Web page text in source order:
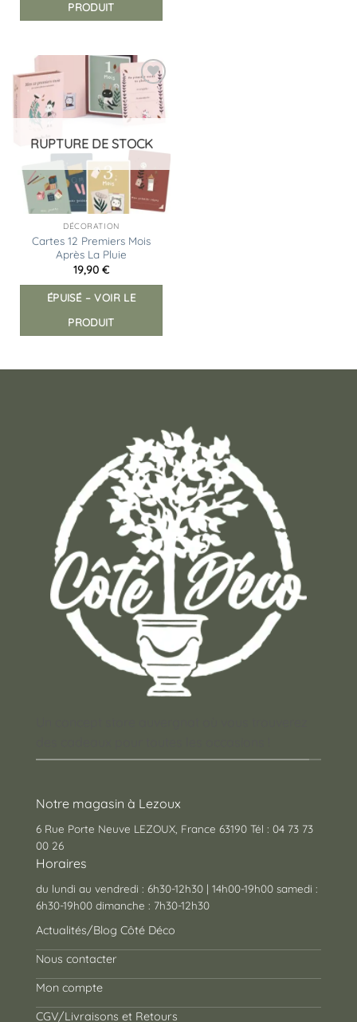
PRODUIT
Ajouter
liste
RUPTURE DE STOCK
DÉCORATION
Cartes 12 Premiers Mois
Après La Pluie
19,90 €
ÉPUISÉ – VOIR LE
PRODUIT
Notre magasin à Lezoux
6 Rue Porte Neuve LEZOUX, France 63190 Tél : 04 73 73
00 26
Horaires
du lundi au vendredi : 6h30-12h30 | 14h00-19h00 samedi :
6h30-19h00 dimanche : 7h30-12h30
Actualités/Blog Côté Déco
Nous contacter
Mon compte
CGV/Livraisons et Retours